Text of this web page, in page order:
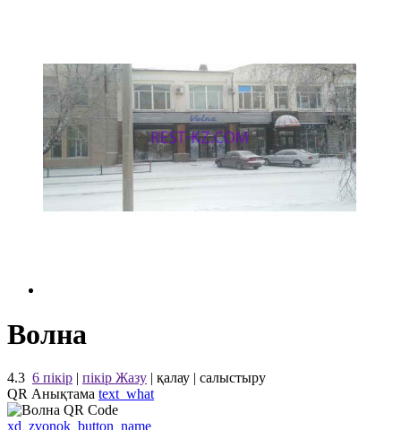
Волна
4.3 6 пікір | пікір Жазу | қалау | салыстыру
QR Анықтама text_what
xd_zvonok_button_name